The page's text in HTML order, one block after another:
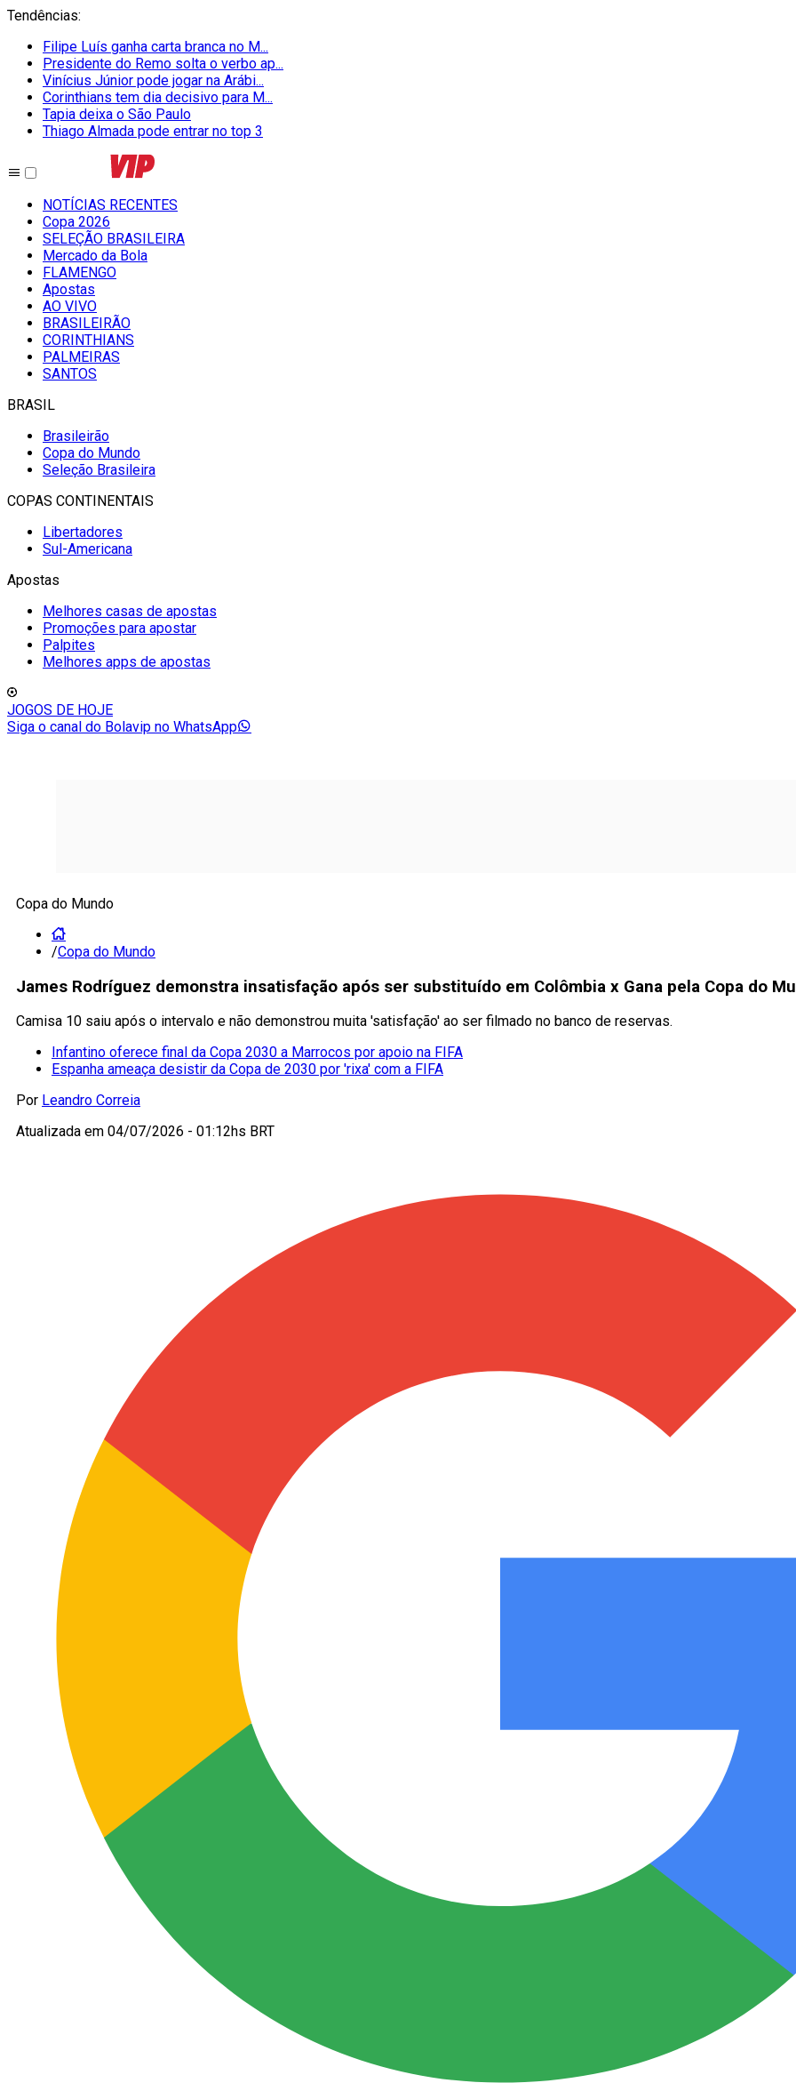
Tendências:
Filipe Luís ganha carta branca no M...
Presidente do Remo solta o verbo ap...
Vinícius Júnior pode jogar na Arábi...
Corinthians tem dia decisivo para M...
Tapia deixa o São Paulo
Thiago Almada pode entrar no top 3
NOTÍCIAS RECENTES
Copa 2026
SELEÇÃO BRASILEIRA
Mercado da Bola
FLAMENGO
Apostas
AO VIVO
BRASILEIRÃO
CORINTHIANS
PALMEIRAS
SANTOS
BRASIL
Brasileirão
Copa do Mundo
Seleção Brasileira
COPAS CONTINENTAIS
Libertadores
Sul-Americana
Apostas
Melhores casas de apostas
Promoções para apostar
Palpites
Melhores apps de apostas
JOGOS DE HOJE
Siga o canal do Bolavip no WhatsApp
Copa do Mundo
/Copa do Mundo
James Rodríguez demonstra insatisfação após ser substituído em Colômbia x Gana pela Copa do
Camisa 10 saiu após o intervalo e não demonstrou muita 'satisfação' ao ser filmado no banco de reservas.
Infantino oferece final da Copa 2030 a Marrocos por apoio na FIFA
Espanha ameaça desistir da Copa de 2030 por 'rixa' com a FIFA
Por Leandro Correia
Atualizada em 04/07/2026 - 01:12hs BRT